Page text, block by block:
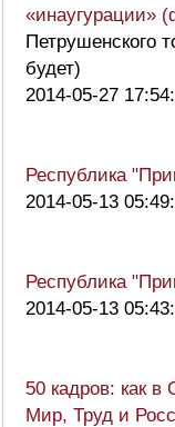
«инаугурации»
Петрушенского
будет)
2014-05-27
Республика
2014-05-13
Республика
2014-05-13
50 кадров: как в
Мир, Труд и